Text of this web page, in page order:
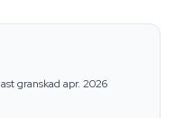
granskad apr. 2026